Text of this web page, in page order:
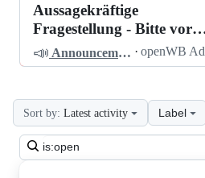
Discussions
Aussagekräftige
Fragestellung - Bitte vor
dem Posten lesen
📣 Announcements ·
Search
all
Sort by: Latest activity Label